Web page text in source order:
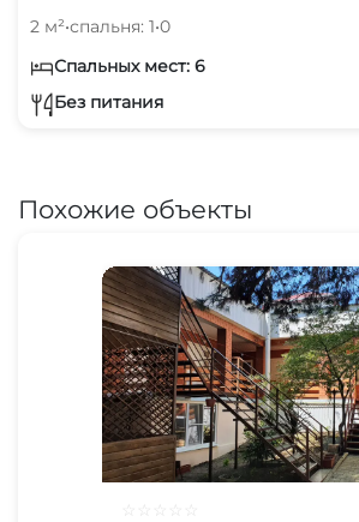
2 м²•спальня: 1•0
Спальных мест: 6
Без питания
Похожие объекты